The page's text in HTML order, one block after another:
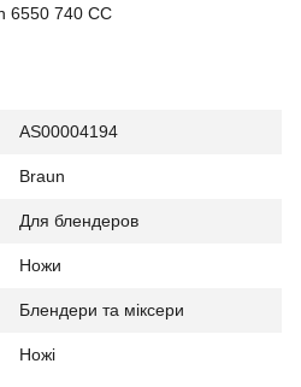
6550 740 CC
AS00004194
Braun
Для блендеров
Ножи
Блендери та міксери
Ножі